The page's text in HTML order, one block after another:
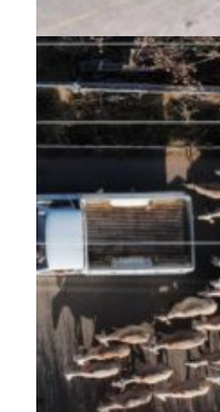
ΚΟΙΝΩΝΙΑ | 07/08/2026
HYMETTUS
δίκτυο
στον Υμηττό